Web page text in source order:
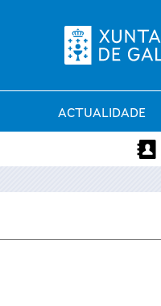
ACTUALIDADE